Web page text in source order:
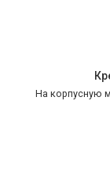
На корпусную